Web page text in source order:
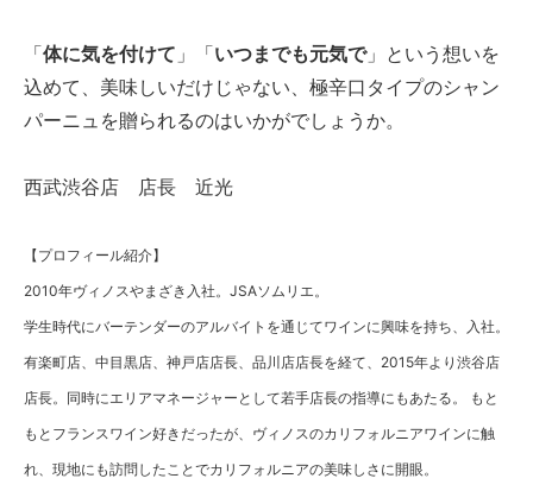
「体に気を付けて 」「いつまでも元気で」という想いを
込めて、美味しいだけじゃない、極辛口タイプのシャン
パーニュを贈られるのはいかがでしょうか。
西武渋谷店 店長 近光
【プロフィール紹介】
2010年ヴィノスやまざき入社。JSAソムリエ。
学生時代にバーテンダーのアルバイトを通じてワインに興味を持ち、入社。
有楽町店、中目黒店、神戸店店長、品川店店長を経て、2015年より渋谷店
店長。同時にエリアマネージャーとして若手店長の指導にもあたる。 もと
もとフランスワイン好きだったが、ヴィノスのカリフォルニアワインに触
れ、現地にも訪問したことでカリフォルニアの美味しさに開眼。